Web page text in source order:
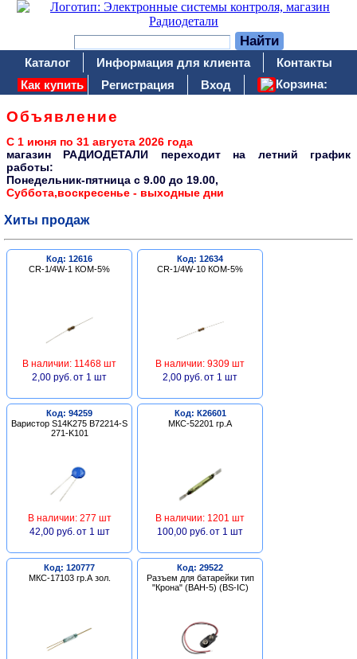
Каталог Информация для клиента
Контакты
Как купить
Регистрация Вход Корзина:
Объявление
С 1 июня по 31 августа 2026 года
магазин РАДИОДЕТАЛИ переходит на летний график
работы:
Понедельник-пятница c 9.00 до 19.00,
Суббота,воскресенье - выходные дни
Хиты продаж
Код: 12616
CR-1/4W-1 КОМ-5%
В наличии: 11468 шт
2,00 руб. от 1 шт
Код: 12634
CR-1/4W-10 КОМ-5%
В наличии: 9309 шт
2,00 руб. от 1 шт
Код: 94259
Варистор S14K275 B72214-S
271-K101
В наличии: 277 шт
42,00 руб. от 1 шт
Код: К26601
МКС-52201 гр.А
В наличии: 1201 шт
100,00 руб. от 1 шт
Код: 120777
МКС-17103 гр.А зол.
Код: 29522
Разъем для батарейки тип
"Крона" (BAH-5) (BS-IC)